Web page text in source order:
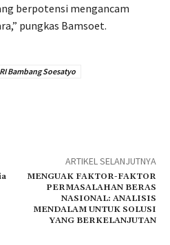
berpotensi mengancam
pungkas Bamsoet.
Bambang Soesatyo
ARTIKEL SELANJUTNYA
MENGUAK FAKTOR-FAKTOR
PERMASALAHAN BERAS
NASIONAL: ANALISIS
MENDALAM UNTUK SOLUSI
YANG BERKELANJUTAN